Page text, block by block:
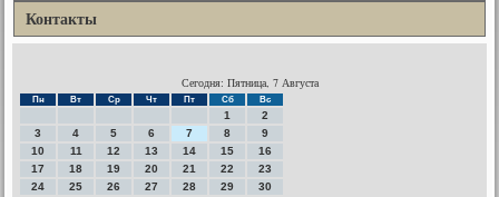
Контакты
Сегодня: Пятница, 7 Августа
Пн Вт Ср Чт Пт Сб Вс
1
2
3
4 5 6 7 8
9
10
11 12 13 14 15
16
17
18 19 20 21 22
23
24
25 26 27 28 29
30